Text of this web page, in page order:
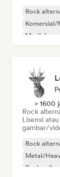
Rock
Komersial/
Musik house
> 1600
Rock
Lisensi
gambar/
Rock
Metal/
Rock